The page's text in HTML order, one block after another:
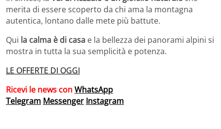
merita di essere scoperto da chi ama la montagna
autentica, lontano dalle mete più battute.
Qui la calma è di casa e la bellezza dei panorami alpini si
mostra in tutta la sua semplicità e potenza.
LE OFFERTE DI OGGI
Ricevi le news conWhatsApp
Telegram Messenger Instagram